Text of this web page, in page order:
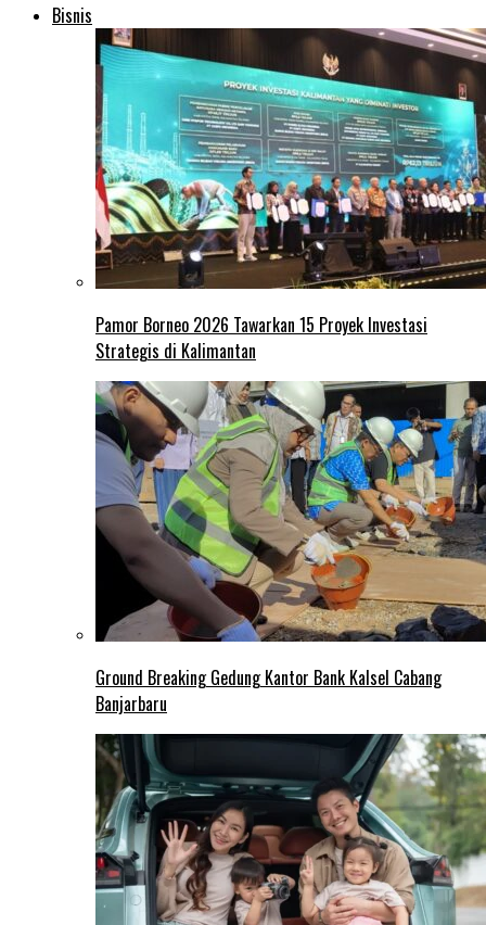
Bisnis
Pamor Borneo 2026 Tawarkan 15 Proyek Investasi
Strategis di Kalimantan
Ground Breaking Gedung Kantor Bank Kalsel Cabang
Banjarbaru